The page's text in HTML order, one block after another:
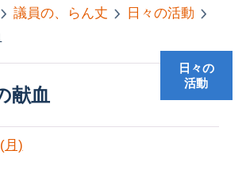
議員の、らん丈
日々の活動
献血
日々の
活動
月)